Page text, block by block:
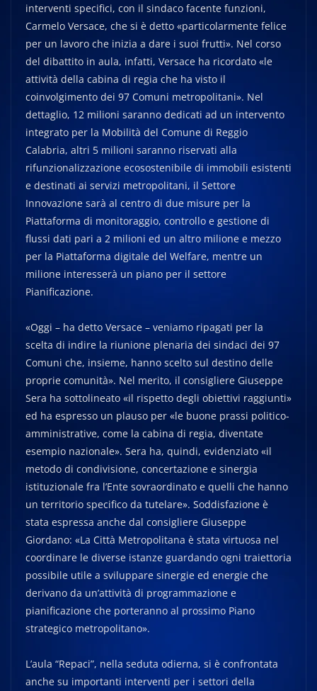
interventi specifici, con il sindaco facente funzioni,
Carmelo Versace, che si è detto «particolarmente felice
per un lavoro che inizia a dare i suoi frutti». Nel corso
del dibattito in aula, infatti, Versace ha ricordato «le
attività della cabina di regia che ha visto il
coinvolgimento dei 97 Comuni metropolitani». Nel
dettaglio, 12 milioni saranno dedicati ad un intervento
integrato per la Mobilità del Comune di Reggio
Calabria, altri 5 milioni saranno riservati alla
rifunzionalizzazione ecosostenibile di immobili esistenti
e destinati ai servizi metropolitani, il Settore
Innovazione sarà al centro di due misure per la
Piattaforma di monitoraggio, controllo e gestione di
flussi dati pari a 2 milioni ed un altro milione e mezzo
per la Piattaforma digitale del Welfare, mentre un
milione interesserà un piano per il settore
Pianificazione.
«Oggi – ha detto Versace – veniamo ripagati per la
scelta di indire la riunione plenaria dei sindaci dei 97
Comuni che, insieme, hanno scelto sul destino delle
proprie comunità». Nel merito, il consigliere Giuseppe
Sera ha sottolineato «il rispetto degli obiettivi raggiunti»
ed ha espresso un plauso per «le buone prassi politico-
amministrative, come la cabina di regia, diventate
esempio nazionale». Sera ha, quindi, evidenziato «il
metodo di condivisione, concertazione e sinergia
istituzionale fra l’Ente sovraordinato e quelli che hanno
un territorio specifico da tutelare». Soddisfazione è
stata espressa anche dal consigliere Giuseppe
Giordano: «La Città Metropolitana è stata virtuosa nel
coordinare le diverse istanze guardando ogni traiettoria
possibile utile a sviluppare sinergie ed energie che
derivano da un’attività di programmazione e
pianificazione che porteranno al prossimo Piano
strategico metropolitano».
L’aula “Repaci”, nella seduta odierna, si è confrontata
anche su importanti interventi per i settori della